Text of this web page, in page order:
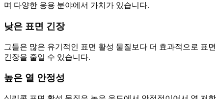
며 다양한 응용 분야에서 가치가 있습니다.
낮은 표면 긴장
그들은 많은 유기적인 표면 활성 물질보다 더 효과적으로 표면
긴장을 줄일 수 있습니다.
높은 열 안정성